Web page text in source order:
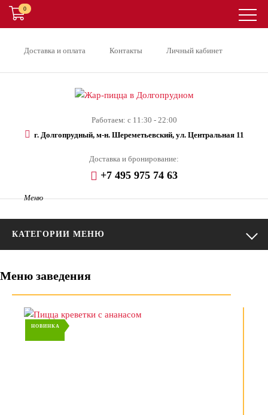
Доставка и оплата Контакты Личный кабинет
Работаем: с 11:30 - 22:00
г. Долгопрудный, м-н. Шереметьевский, ул. Центральная 11
Доставка и бронирование:
+7 495 975 74 63
0
Меню
КАТЕГОРИИ МЕНЮ
Меню заведения
НОВИНКА